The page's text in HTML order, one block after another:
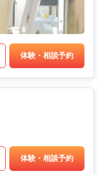
体験・相談予約
体験・相談予約